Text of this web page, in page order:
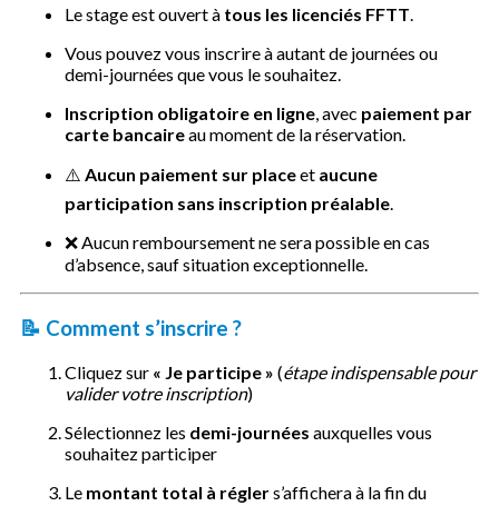
Le stage est ouvert à tous les licenciés FFTT.
Vous pouvez vous inscrire à autant de journées ou
demi-journées que vous le souhaitez.
Inscription obligatoire en ligne, avec paiement par
carte bancaireau moment de la réservation.
⚠️ Aucun paiement sur placeet aucune
participation sans inscription préalable.
❌ Aucun remboursement ne sera possible en cas
d’absence, sauf situation exceptionnelle.
📝 Comment s’inscrire ?
Cliquez sur « Je participe » (étape indispensable pour
valider votre inscription)
Sélectionnez les demi-journées auxquelles vous
souhaitez participer
Le montant total à réglers’affichera à la fin du